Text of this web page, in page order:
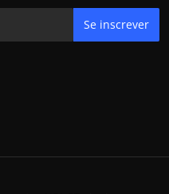
Se inscrever